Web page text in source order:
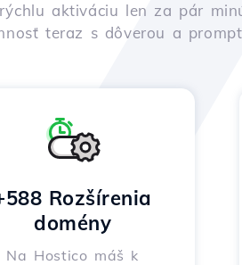
aktiváciu len za pár
teraz s dôverou a
Rozšírenia
domény
Na Hostico máš k